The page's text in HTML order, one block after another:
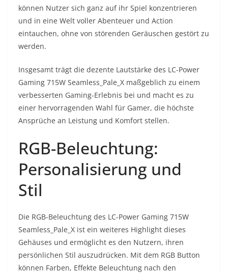
können Nutzer sich ganz auf ihr Spiel konzentrieren
und in eine Welt voller Abenteuer und Action
eintauchen, ohne von störenden Geräuschen gestört zu
werden.
Insgesamt trägt die dezente Lautstärke des LC-Power
Gaming 715W Seamless_Pale_X maßgeblich zu einem
verbesserten Gaming-Erlebnis bei und macht es zu
einer hervorragenden Wahl für Gamer, die höchste
Ansprüche an Leistung und Komfort stellen.
RGB-Beleuchtung:
Personalisierung und
Stil
Die RGB-Beleuchtung des LC-Power Gaming 715W
Seamless_Pale_X ist ein weiteres Highlight dieses
Gehäuses und ermöglicht es den Nutzern, ihren
persönlichen Stil auszudrücken. Mit dem RGB Button
können Farben, Effekte Beleuchtung nach den